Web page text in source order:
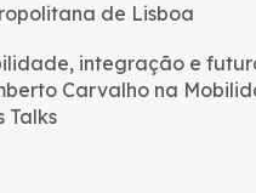
de Lisboa
integração e
Carvalho na
Talks